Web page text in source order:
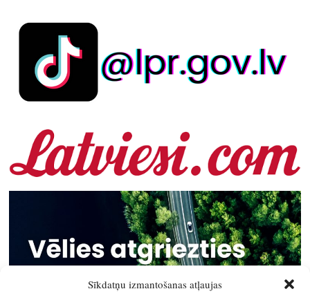
Sīkdatņu izmantošanas atļaujas